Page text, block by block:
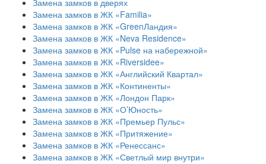
Замена замков в дверях
Замена замков в ЖК «Familia»
Замена замков в ЖК «GreenЛандия»
Замена замков в ЖК «Neva Residence»
Замена замков в ЖК «Pulse на набережной»
Замена замков в ЖК «Riversidee»
Замена замков в ЖК «Английский Квартал»
Замена замков в ЖК «Континенты»
Замена замков в ЖК «Лондон Парк»
Замена замков в ЖК «О’Юность»
Замена замков в ЖК «Премьер Пульс»
Замена замков в ЖК «Притяжение»
Замена замков в ЖК «Ренессанс»
Замена замков в ЖК «Светлый мир внутри»